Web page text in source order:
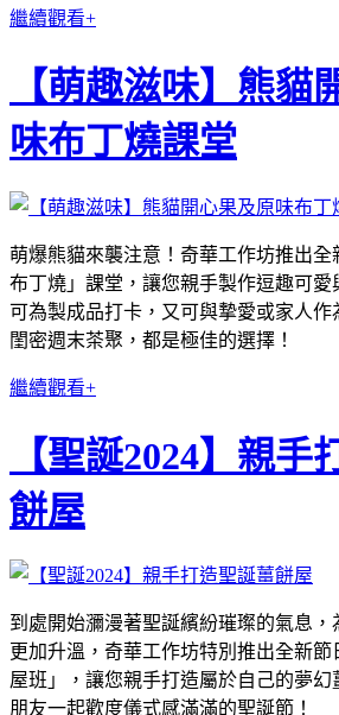
繼續觀看+
【萌趣滋味】熊貓
味布丁燒課堂
萌爆熊貓來襲注意！奇華工作坊推出
布丁燒」課堂，讓您親手製作逗趣可
可為製成品打卡，又可與摯愛或家人作
閨密週末茶聚，都是極佳的選擇！
繼續觀看+
【聖誕2024】親手
餅屋
到處開始瀰漫著聖誕繽紛璀璨的氣息
更加升溫，奇華工作坊特別推出全新
屋班」，讓您親手打造屬於自己的夢
朋友一起歡度儀式感滿滿的聖誕節！